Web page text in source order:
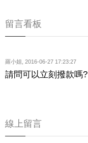
留言看板
羅小姐 2016-06-27 17:23:27
請問可以立刻撥款嗎?
線上留言